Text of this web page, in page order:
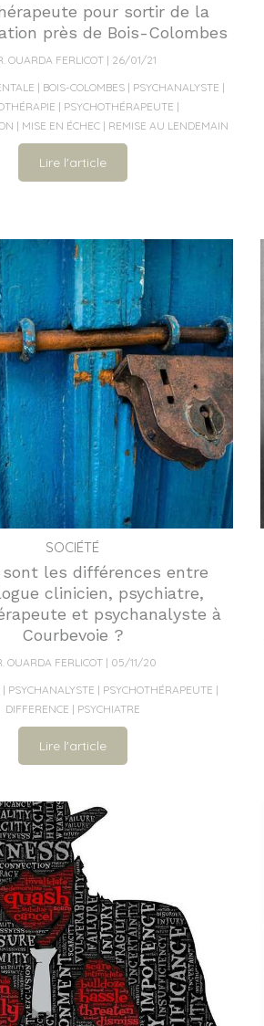
pour sortir de la
près de Bois-Colombes
OUARDA FERLICOT
26/01/21
BOIS-COLOMBES
PSYCHANALYSTE
PSYCHOTHÉRAPEUTE
MISE EN ÉCHEC REMISE AU LENDEMAIN
Lire l'article
SOCIÉTÉ
les différences entre
clinicien, psychiatre,
et psychanalyste à
Courbevoie ?
OUARDA FERLICOT
05/11/20
PSYCHANALYSTE
PSYCHOTHÉRAPEUTE
DIFFERENCE
PSYCHIATRE
Lire l'article